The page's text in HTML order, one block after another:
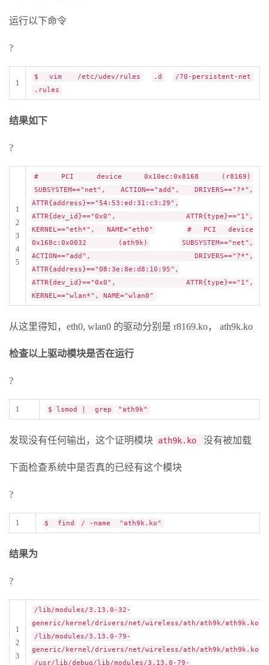
运行以下命令
?
1
$ vim /etc/udev/rules .d
/70-persistent-net
.rules
结果如下
?
1
2
3
4
5
# PCI device 0x10ec:0x8168 (r8169)
SUBSYSTEM=="net", ACTION=="add", DRIVERS=="?*",
ATTR{address}=="54:53:ed:31:c3:29",
ATTR{dev_id}=="0x0", ATTR{type}=="1",
KERNEL=="eth*", NAME="eth0"
# PCI device
0x168c:0x0032 (ath9k)
SUBSYSTEM=="net",
ACTION=="add", DRIVERS=="?*",
ATTR{address}=="08:3e:8e:d8:10:95",
ATTR{dev_id}=="0x0", ATTR{type}=="1",
KERNEL=="wlan*", NAME="wlan0"
从这里得知，eth0, wlan0 的驱动分别是 r8169.ko， ath9k.ko
检查以上驱动模块是否在运行
?
1 $ lsmod | grep "ath9k"
发现没有任何输出，这个证明模块 ath9k.ko 没有被加载
下面检查系统中是否真的已经有这个模块
?
1 $ find / -name "ath9k.ko"
结果为
?
1
2
3
/lib/modules/3.13.0-32-
generic/kernel/drivers/net/wireless/ath/ath9k/ath9k.ko
/lib/modules/3.13.0-79-
generic/kernel/drivers/net/wireless/ath/ath9k/ath9k.ko
/usr/lib/debug/lib/modules/3.13.0-79-